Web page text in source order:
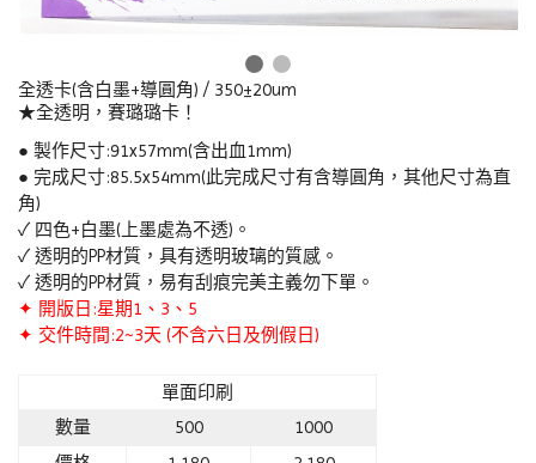
全透卡(含白墨+導圓角) / 350±20um
★全透明，賽璐璐卡！
● 製作尺寸:91x57mm(含出血1mm)
● 完成尺寸:85.5x54mm(此完成尺寸有含導圓角，其他尺寸為直
角)
✓ 四色+白墨(上墨處為不透)。
✓ 透明的PP材質，具有透明玻璃的質感。
✓ 透明的PP材質，易有刮痕完美主義勿下單。
✦ 開版日:星期1、3、5
✦ 交件時間:2~3天 (不含六日及例假日)
單面印刷
數量
500
1000